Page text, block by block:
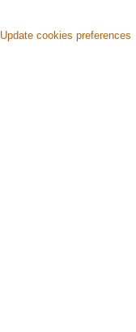
Update cookies preferences